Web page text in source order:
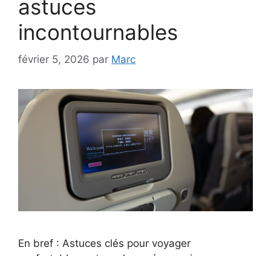
astuces
incontournables
février 5, 2026 par Marc
En bref : Astuces clés pour voyager